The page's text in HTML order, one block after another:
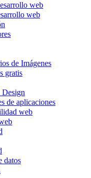
web
web
de Imágenes
gratis
de aplicaciones
web
datos